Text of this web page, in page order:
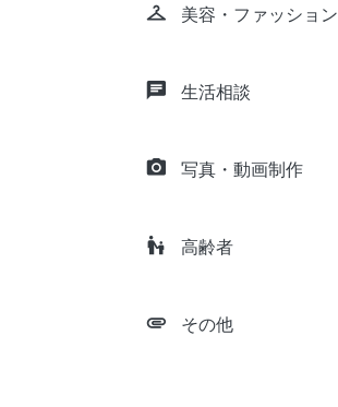
checkroom 美容・ファッション
chat 生活相談
camera_alt 写真・動画制作
escalator_warning 高齢者
attachment その他